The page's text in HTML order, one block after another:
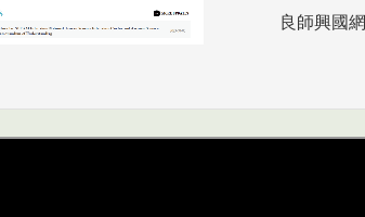
良師興國網